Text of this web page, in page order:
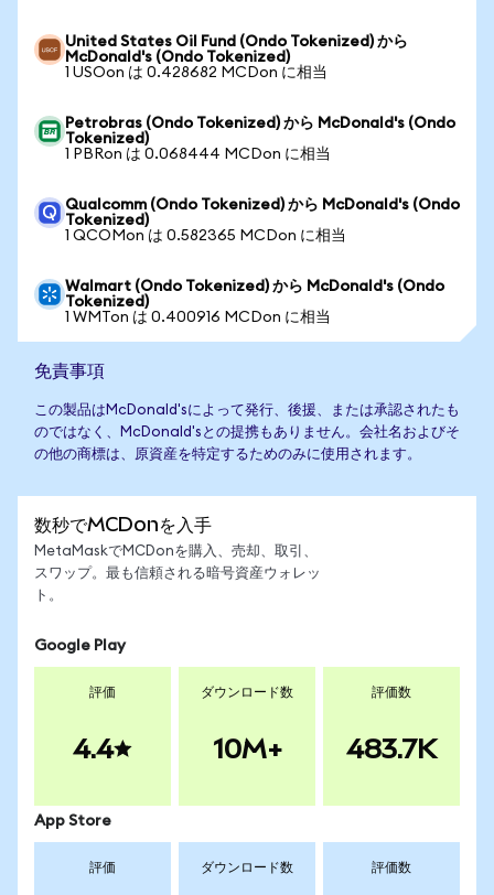
United States Oil Fund (Ondo Tokenized) から
McDonald's (Ondo Tokenized)
1 USOon は 0.428682 MCDon に相当
Petrobras (Ondo Tokenized) から McDonald's (Ondo
Tokenized)
1 PBRon は 0.068444 MCDon に相当
Qualcomm (Ondo Tokenized) から McDonald's (Ondo
Tokenized)
1 QCOMon は 0.582365 MCDon に相当
Walmart (Ondo Tokenized) から McDonald's (Ondo
Tokenized)
1 WMTon は 0.400916 MCDon に相当
免責事項
この製品はMcDonald'sによって発行、後援、または承認されたも
のではなく、McDonald'sとの提携もありません。会社名およびそ
の他の商標は、原資産を特定するためのみに使用されます。
数秒でMCDonを入手
MetaMaskでMCDonを購入、売却、取引、
スワップ。最も信頼される暗号資産ウォレッ
ト。
Google Play
評価
4.4
ダウンロード数
10M+
評価数
483.7K
App Store
評価 ダウンロード数 評価数